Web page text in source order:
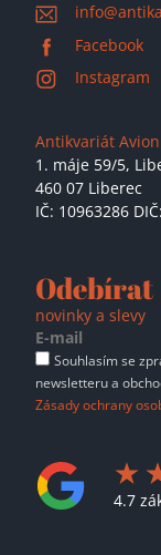
Facebook
Instagram
Antikvariát
1. máje 59/5,
460 07 Liberec
IČ: 10963286
Odebírat
novinky a slevy
Souhlasím se
newsletteru a
Zásady ochrany
4.7